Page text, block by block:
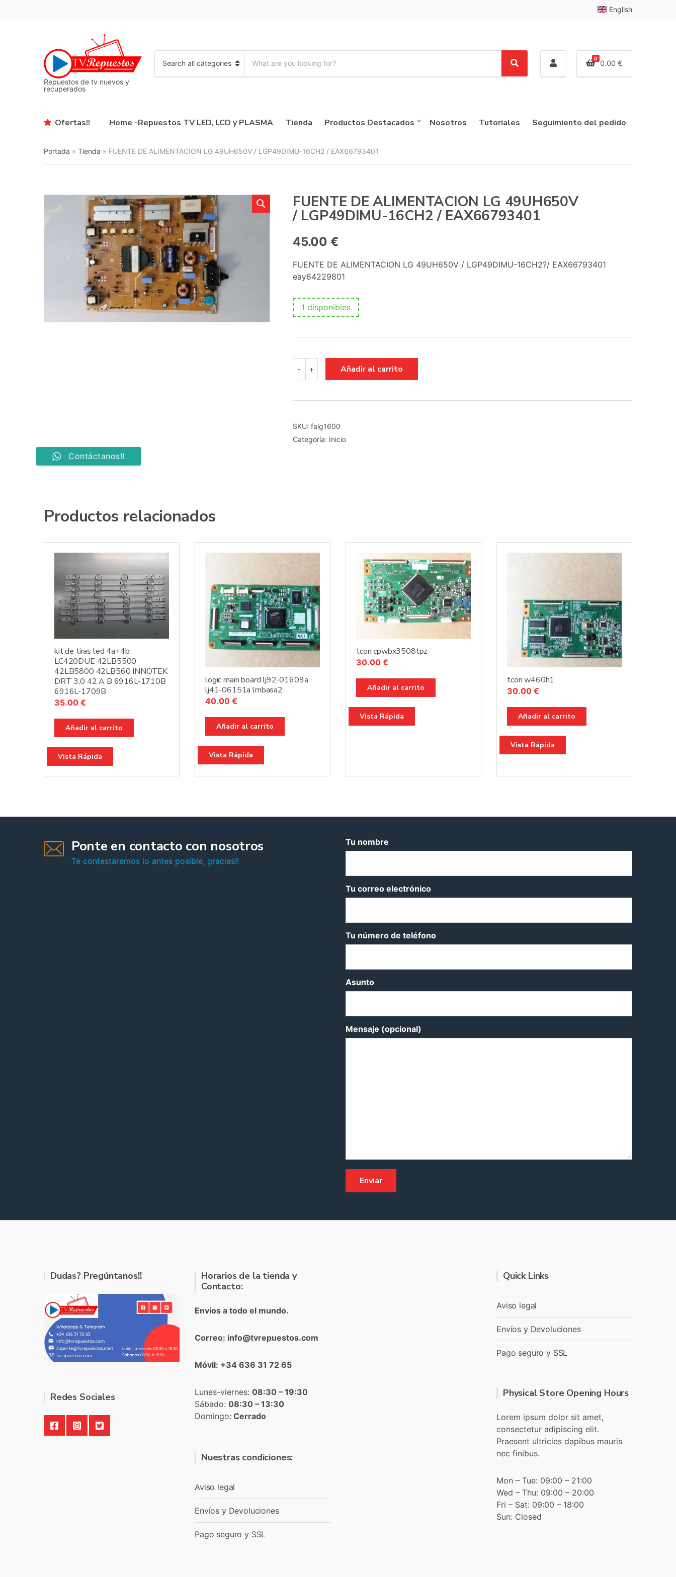
English
Repuestos de tv nuevos y
recuperados
a
r
y
n
a
r
u
c
:
S
e
h
0
0.00 €
Ofertas!! Home -Repuestos TV LED, LCD y PLASMA Tienda Productos Destacados Nosotros Tutoriales Seguimiento del pedido
Portada » Tienda » FUENTE DE ALIMENTACION LG 49UH650V / LGP49DIMU-16CH2 / EAX66793401
FUENTE DE ALIMENTACION LG 49UH650V
/ LGP49DIMU-16CH2 / EAX66793401
45.00 €
FUENTE DE ALIMENTACION LG 49UH650V / LGP49DIMU-16CH2?/ EAX66793401
eay64229801
1 disponibles
-
DE
ALIMENTACION
49UH650V
LGP49DIMU-
16CH2
/
+ Añadir al carrito
SKU: falg1600
Categoría: Inicio
Contáctanos!!
Productos relacionados
kit de tiras led 4a+4b
LC420DUE 42LB5500
42LB5800 42LB560 INNOTEK
DRT 3,0 42 A B 6916L-1710B
6916L-1709B
35.00 €
Añadir al carrito
Vista Rápida
logic main board lj92-01609a
lj41-06151a lmbasa2
40.00 €
Añadir al carrito
Vista Rápida
tcon cpwbx3508tpz
30.00 €
Añadir al carrito
Vista Rápida
tcon w460h1
30.00 €
Añadir al carrito
Vista Rápida
Ponte en contacto con nosotros
Te contestaremos lo antes posible, gracias!!
Tu nombre
Tu correo electrónico
Tu número de teléfono
Asunto
Mensaje (opcional)
Dudas? Pregúntanos!!
Redes Sociales
Horarios de la tienda y
Contacto:
Envíos a todo el mundo.
Correo: info@tvrepuestos.com
Móvil: +34 636 31 72 65
Lunes-viernes: 08:30 – 19:30
Sábado: 08:30 – 13:30
Domingo: Cerrado
Nuestras condiciones:
Aviso legal
Envíos y Devoluciones
Pago seguro y SSL
Quick Links
Aviso legal
Envíos y Devoluciones
Pago seguro y SSL
Physical Store Opening Hours
Lorem ipsum dolor sit amet,
consectetur adipiscing elit.
Praesent ultricies dapibus mauris
nec finibus.
Mon – Tue: 09:00 – 21:00
Wed – Thu: 09:00 – 20:00
Fri – Sat: 09:00 – 18:00
Sun: Closed